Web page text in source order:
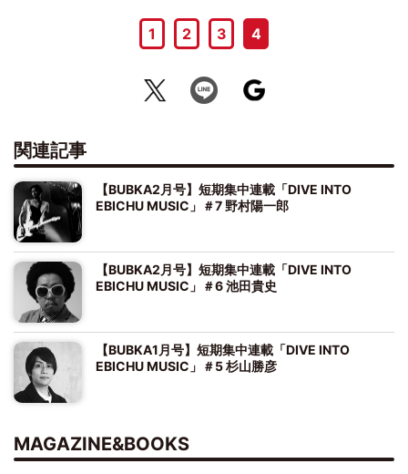
1 2 3 4
関連記事
【BUBKA2月号】短期集中連載「DIVE INTO
EBICHU MUSIC」＃7 野村陽一郎
【BUBKA2月号】短期集中連載「DIVE INTO
EBICHU MUSIC」＃6 池田貴史
【BUBKA1月号】短期集中連載「DIVE INTO
EBICHU MUSIC」＃5 杉山勝彦
MAGAZINE&BOOKS